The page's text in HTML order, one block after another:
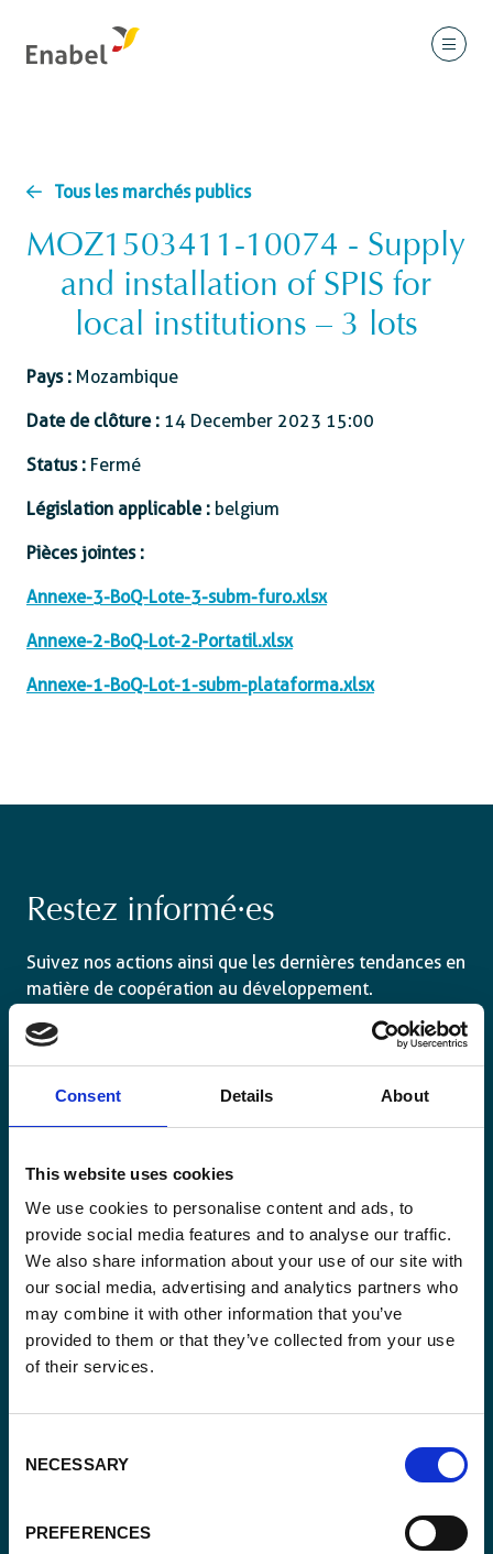
Consent Details About
This website uses cookies
We use cookies to personalise content and ads, to
provide social media features and to analyse our traffic.
We also share information about your use of our site with
our social media, advertising and analytics partners who
may combine it with other information that you’ve
provided to them or that they’ve collected from your use
of their services.
Selection
NECESSARY
PREFERENCES
Tous les marchés publics
MOZ1503411-10074 - Supply
and installation of SPIS for
local institutions – 3 lots
Pays : Mozambique
Date de clôture : 14 December 2023 15:00
Status : Fermé
Législation applicable : belgium
Pièces jointes :
Annexe-3-BoQ-Lote-3-subm-furo.xlsx
Annexe-2-BoQ-Lot-2-Portatil.xlsx
Annexe-1-BoQ-Lot-1-subm-plataforma.xlsx
Restez informé·es
Suivez nos actions ainsi que les dernières tendances en
matière de coopération au développement.
Consent
Oui, je m'inscris à la newsletter*
CAPTCHA